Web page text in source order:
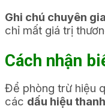
Ghi chú chuyên
chỉ mất giá trị
Cách nhận
Để phòng trừ hiệu
các dấu hiệu